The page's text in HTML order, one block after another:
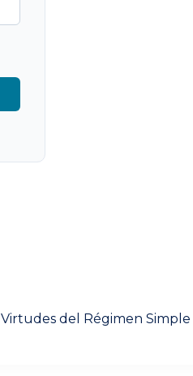
Virtudes del Régimen